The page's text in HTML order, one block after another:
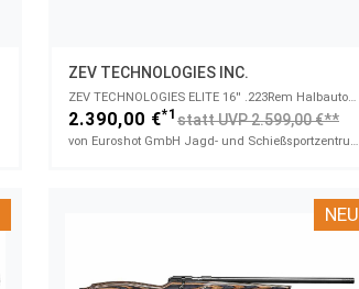
ZEV TECHNOLOGIES INC.
ZEV TECHNOLOGIES ELITE 16''​ .223Rem Halbautomatische Büchse
2.390,00 €*1 statt UVP 2.599,00 €**
von Euroshot GmbH Jagd- und Schießsportzentrum
NEU